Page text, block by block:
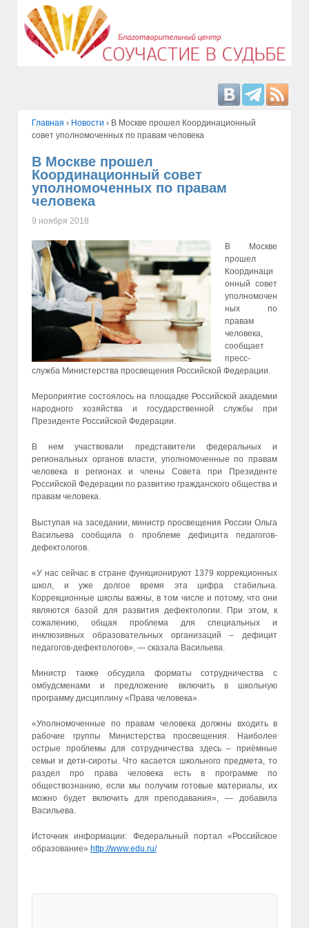
Главная › Hовости › В Москве прошел Координационный
совет уполномоченных по правам человека
В Москве прошел
Координационный совет
уполномоченных по правам
человека
9 ноября 2018
В Москве
прошел
Координаци
онный совет
уполномочен
ных по
правам
человека,
сообщает
пресс-
служба Министерства просвещения Российской Федерации.
Мероприятие состоялось на площадке Российской академии
народного хозяйства и государственной службы при
Президенте Российской Федерации.
В нем участвовали представители федеральных и
региональных органов власти, уполномоченные по правам
человека в регионах и члены Совета при Президенте
Российской Федерации по развитию гражданского общества и
правам человека.
Выступая на заседании, министр просвещения России Ольга
Васильева сообщила о проблеме дефицита педагогов-
дефектологов.
«У нас сейчас в стране функционируют 1379 коррекционных
школ, и уже долгое время эта цифра стабильна.
Коррекционные школы важны, в том числе и потому, что они
являются базой для развития дефектологии. При этом, к
сожалению, общая проблема для специальных и
инклюзивных образовательных организаций – дефицит
педагогов-дефектологов», — сказала Васильева.
Министр также обсудила форматы сотрудничества с
омбудсменами и предложение включить в школьную
программу дисциплину «Права человека».
«Уполномоченные по правам человека должны входить в
рабочие группы Министерства просвещения. Наиболее
острые проблемы для сотрудничества здесь – приёмные
семьи и дети-сироты. Что касается школьного предмета, то
раздел про права человека есть в программе по
обществознанию, если мы получим готовые материалы, их
можно будет включить для преподавания», — добавила
Васильева.
Источник информации: Федеральный портал «Российское
образование» http://www.edu.ru/